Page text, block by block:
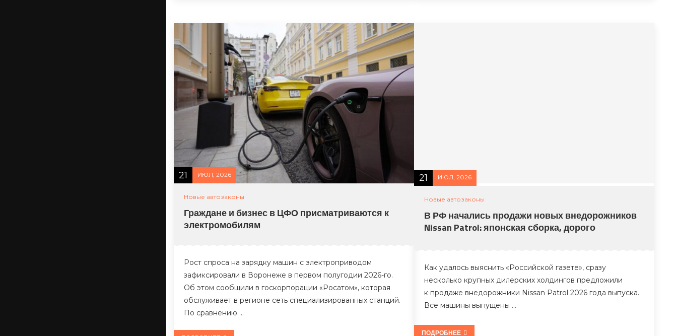
21 ИЮЛ, 2026
Новые автозаконы
Граждане и бизнес в ЦФО присматриваются к
электромобилям
Рост спроса на зарядку машин с электроприводом
зафиксировали в Воронеже в первом полугодии 2026-го.
Об этом сообщили в госкорпорации «Росатом», которая
обслуживает в регионе сеть специализированных станций.
По сравнению …
21 ИЮЛ, 2026
Новые автозаконы
В РФ начались продажи новых внедорожников
Nissan Patrol: японская сборка, дорого
Как удалось выяснить «Российской газете», сразу
несколько крупных дилерских холдингов предложили
к продаже внедорожники Nissan Patrol 2026 года выпуска.
Все машины выпущены …
ПОДРОБНЕЕ